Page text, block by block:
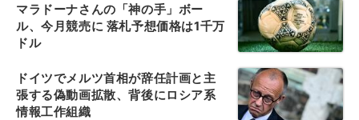
マラドーナさんの「神の手」ボー
ル、今月競売に 落札予想価格は1千万
ドル
ドイツでメルツ首相が辞任計画と主
張する偽動画拡散、背後にロシア系
情報工作組織